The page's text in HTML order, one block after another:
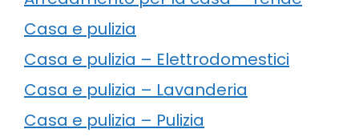
Casa e pulizia
Casa e pulizia – Elettrodomestici
Casa e pulizia – Lavanderia
Casa e pulizia – Pulizia